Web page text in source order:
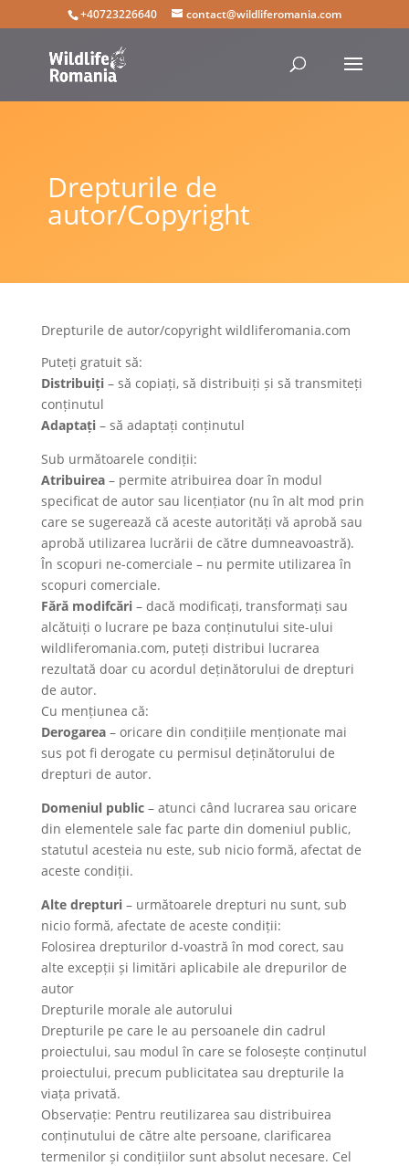
+40723226640 contact@wildliferomania.com
Drepturile de
autor/Copyright
Drepturile de autor/copyright wildliferomania.com
Puteți gratuit să:
Distribuiți– să copiați, să distribuiți și să transmiteți
conținutul
Adaptați– să adaptați conținutul
Sub următoarele condiții:
Atribuirea– permite atribuirea doar în modul
specificat de autor sau licențiator (nu în alt mod prin
care se sugerează că aceste autorități vă aprobă sau
aprobă utilizarea lucrării de către dumneavoastră).
În scopuri ne-comerciale – nu permite utilizarea în
scopuri comerciale.
Fără modifcări– dacă modificați, transformați sau
alcătuiți o lucrare pe baza conținutului site-ului
wildliferomania.com, puteți distribui lucrarea
rezultată doar cu acordul deținătorului de drepturi
de autor.
Cu mențiunea că:
Derogarea– oricare din condițiile menționate mai
sus pot fi derogate cu permisul deținătorului de
drepturi de autor.
Domeniul public– atunci când lucrarea sau oricare
din elementele sale fac parte din domeniul public,
statutul acesteia nu este, sub nicio formă, afectat de
aceste condiții.
Alte drepturi– următoarele drepturi nu sunt, sub
nicio formă, afectate de aceste condiții:
Folosirea drepturilor d-voastră în mod corect, sau
alte excepții și limitări aplicabile ale drepurilor de
autor
Drepturile morale ale autorului
Drepturile pe care le au persoanele din cadrul
proiectului, sau modul în care se folosește conținutul
proiectului, precum publicitatea sau drepturile la
viața privată.
Observație: Pentru reutilizarea sau distribuirea
conținutului de către alte persoane, clarificarea
termenilor și condițiilor sunt absolut necesare. Cel